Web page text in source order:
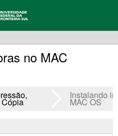
no MAC
Instalando
MAC OS